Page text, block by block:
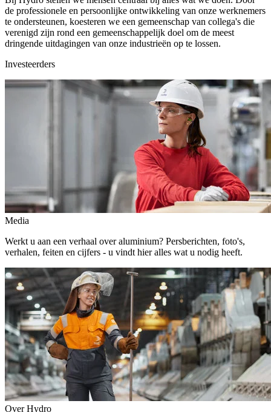
de professionele en persoonlijke ontwikkeling van onze werknemers
te ondersteunen, koesteren we een gemeenschap van collega's die
verenigd zijn rond een gemeenschappelijk doel om de meest
dringende uitdagingen van onze industrieën op te lossen.
Investeerders
Media
Werkt u aan een verhaal over aluminium? Persberichten, foto's,
verhalen, feiten en cijfers - u vindt hier alles wat u nodig heeft.
Over Hydro